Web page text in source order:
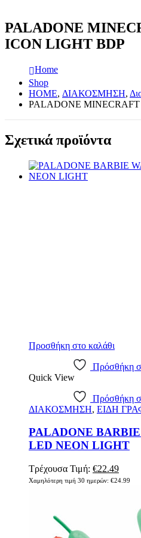
PALADONE
ICON LIGHT BDP
Home
Shop
HOME, ΔΙΑΚΟΣΜΗΣΗ,
PALADONE
Σχετικά προϊόντα
Προσθήκη στο καλάθι
Πρόσθήκη
Quick View
Πρόσθήκη
ΔΙΑΚΟΣΜΗΣΗ, ΕΙΔΗ
PALADONE
LED NEON LIGHT
Τρέχουσα Τιμή: Original
price
€22.49Η
Χαμηλότερη τιμή 30 ημερών: €24.99